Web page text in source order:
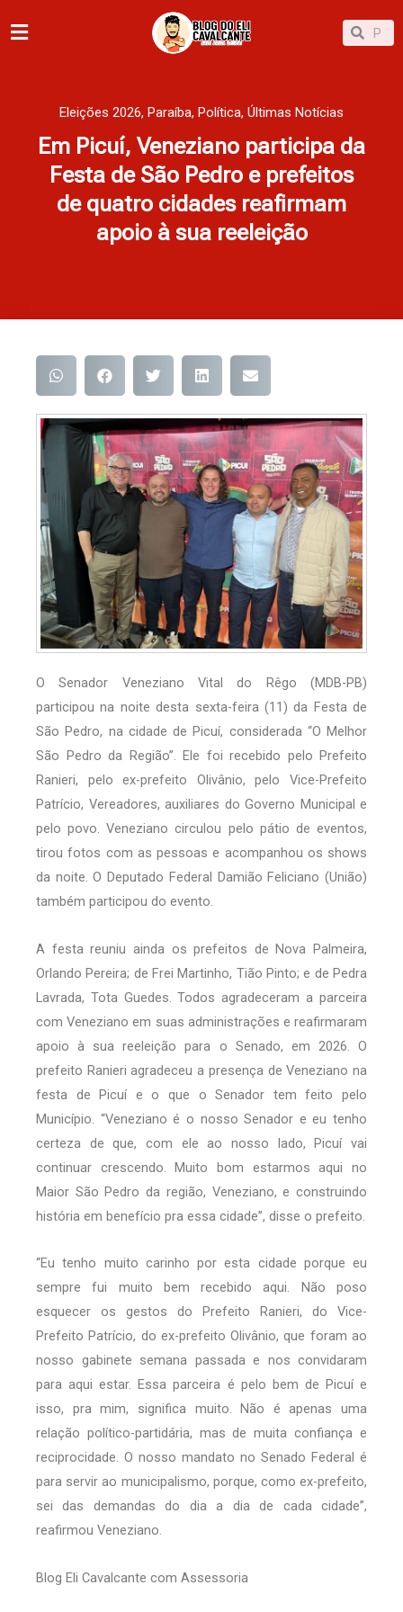
para
Pesquisar
Eleições 2026, Paraíba, Política, Últimas Notícias
Em Picuí, Veneziano participa da
Festa de São Pedro e prefeitos
de quatro cidades reafirmam
apoio à sua reeleição
O Senador Veneziano Vital do Rêgo (MDB-PB)
participou na noite desta sexta-feira (11) da Festa de
São Pedro, na cidade de Picuí, considerada “O Melhor
São Pedro da Região”. Ele foi recebido pelo Prefeito
Ranieri, pelo ex-prefeito Olivânio, pelo Vice-Prefeito
Patrício, Vereadores, auxiliares do Governo Municipal e
pelo povo. Veneziano circulou pelo pátio de eventos,
tirou fotos com as pessoas e acompanhou os shows
da noite. O Deputado Federal Damião Feliciano (União)
também participou do evento.
A festa reuniu ainda os prefeitos de Nova Palmeira,
Orlando Pereira; de Frei Martinho, Tião Pinto; e de Pedra
Lavrada, Tota Guedes. Todos agradeceram a parceira
com Veneziano em suas administrações e reafirmaram
apoio à sua reeleição para o Senado, em 2026. O
prefeito Ranieri agradeceu a presença de Veneziano na
festa de Picuí e o que o Senador tem feito pelo
Município. “Veneziano é o nosso Senador e eu tenho
certeza de que, com ele ao nosso lado, Picuí vai
continuar crescendo. Muito bom estarmos aqui no
Maior São Pedro da região, Veneziano, e construindo
história em benefício pra essa cidade”, disse o prefeito.
“Eu tenho muito carinho por esta cidade porque eu
sempre fui muito bem recebido aqui. Não poso
esquecer os gestos do Prefeito Ranieri, do Vice-
Prefeito Patrício, do ex-prefeito Olivânio, que foram ao
nosso gabinete semana passada e nos convidaram
para aqui estar. Essa parceira é pelo bem de Picuí e
isso, pra mim, significa muito. Não é apenas uma
relação político-partidária, mas de muita confiança e
reciprocidade. O nosso mandato no Senado Federal é
para servir ao municipalismo, porque, como ex-prefeito,
sei das demandas do dia a dia de cada cidade”,
reafirmou Veneziano.
Blog Eli Cavalcante com Assessoria